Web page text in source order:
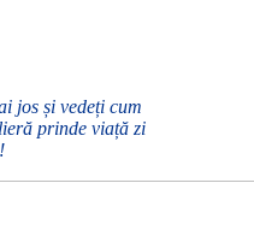
jos și vedeți cum
prinde viață zi